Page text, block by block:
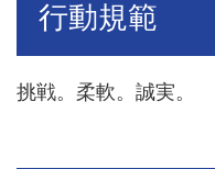
行動規範
挑戦。柔軟。誠実。